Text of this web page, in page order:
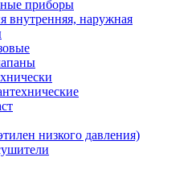
приборы
внутренняя, наружная
низкого давления)